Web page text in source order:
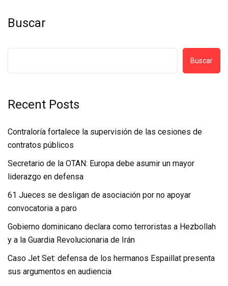
Buscar
Buscar
Recent Posts
Contraloría fortalece la supervisión de las cesiones de
contratos públicos
Secretario de la OTAN: Europa debe asumir un mayor
liderazgo en defensa
61 Jueces se desligan de asociación por no apoyar
convocatoria a paro
Gobierno dominicano declara como terroristas a Hezbollah
y a la Guardia Revolucionaria de Irán
Caso Jet Set: defensa de los hermanos Espaillat presenta
sus argumentos en audiencia